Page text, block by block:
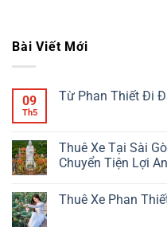
Bài Viết Mới
09
Th5
Từ Phan Thiết Đi
luận
Từ
Đi
Đà
Thuê Xe Tại Sài
Chuyển Tiện Lợi
bình
Thuê Xe Phan